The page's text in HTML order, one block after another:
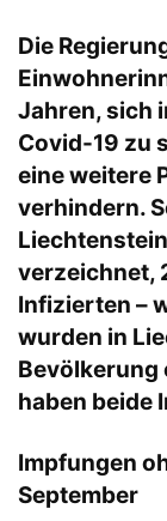
Die
Jahren, sich
Covid-19 zu
eine weitere
verhindern.
verzeichnet,
Infizierten –
wurden in
Bevölkerung
haben beide
Impfungen
September